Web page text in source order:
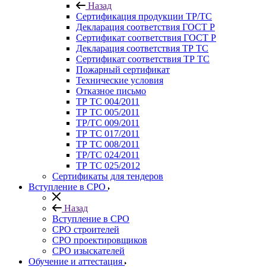
Назад
Сертификация продукции ТР/ТС
Декларация соответствия ГОСТ Р
Сертификат соответствия ГОСТ Р
Декларация соответствия ТР ТС
Сертификат соответствия ТР ТС
Пожарный сертификат
Технические условия
Отказное письмо
ТР ТС 004/2011
ТР ТС 005/2011
ТР/ТС 009/2011
ТР ТС 017/2011
ТР ТС 008/2011
ТР/ТС 024/2011
ТР ТС 025/2012
Сертификаты для тендеров
Вступление в СРО
Назад
Вступление в СРО
СРО строителей
СРО проектировщиков
СРО изыскателей
Обучение и аттестация